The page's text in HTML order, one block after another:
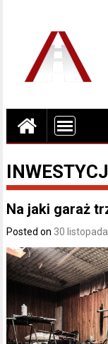
Na jaki garaż
Posted on 30